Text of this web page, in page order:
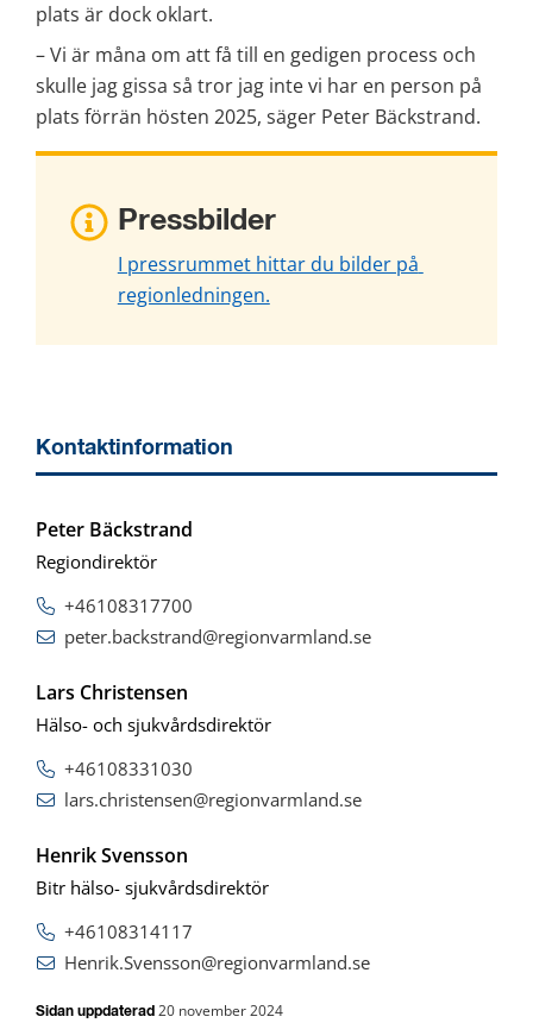
plats är dock oklart.
– Vi är måna om att få till en gedigen process och
skulle jag gissa så tror jag inte vi har en person på
plats förrän hösten 2025, säger Peter Bäckstrand.
Pressbilder
I pressrummet hittar du bilder på
regionledningen.
Kontaktinformation
Peter Bäckstrand
Regiondirektör
+46108317700
peter.backstrand@regionvarmland.se
Lars Christensen
Hälso- och sjukvårdsdirektör
+46108331030
lars.christensen@regionvarmland.se
Henrik Svensson
Bitr hälso- sjukvårdsdirektör
+46108314117
Henrik.Svensson@regionvarmland.se
Sidan uppdaterad 20 november 2024